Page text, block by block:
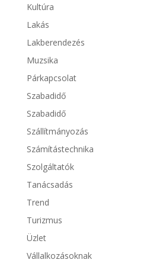
Kultúra
Lakás
Lakberendezés
Muzsika
Párkapcsolat
Szabadidő
Szabadidő
Szállítmányozás
Számítástechnika
Szolgáltatók
Tanácsadás
Trend
Turizmus
Üzlet
Vállalkozásoknak